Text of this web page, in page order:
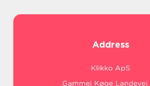
Address